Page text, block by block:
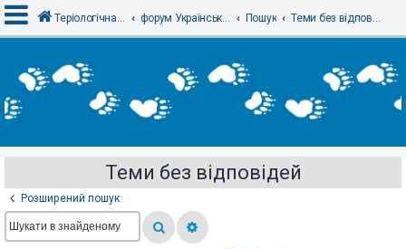
х
і
е
с
т
р
Теріологічна школа форум Українського теріологічного товариства Пошук Теми без відповідей
Теми без відповідей
Розширений пошук